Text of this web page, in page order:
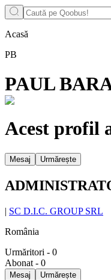
Acasă
PB
PAUL
Acest profil
Mesaj Urmărește
| SC D.I.C. GROUP SRL
România
Urmăritori - 0
Abonat - 0
Mesaj Urmărește